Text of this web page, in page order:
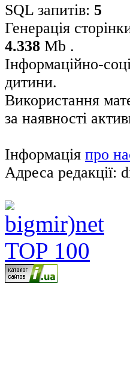
SQL запитів: 5
Генерація
4.338 Mb .
Інформаційно-
дитини.
Використання
за наявності
Інформація про
Адреса редакції: